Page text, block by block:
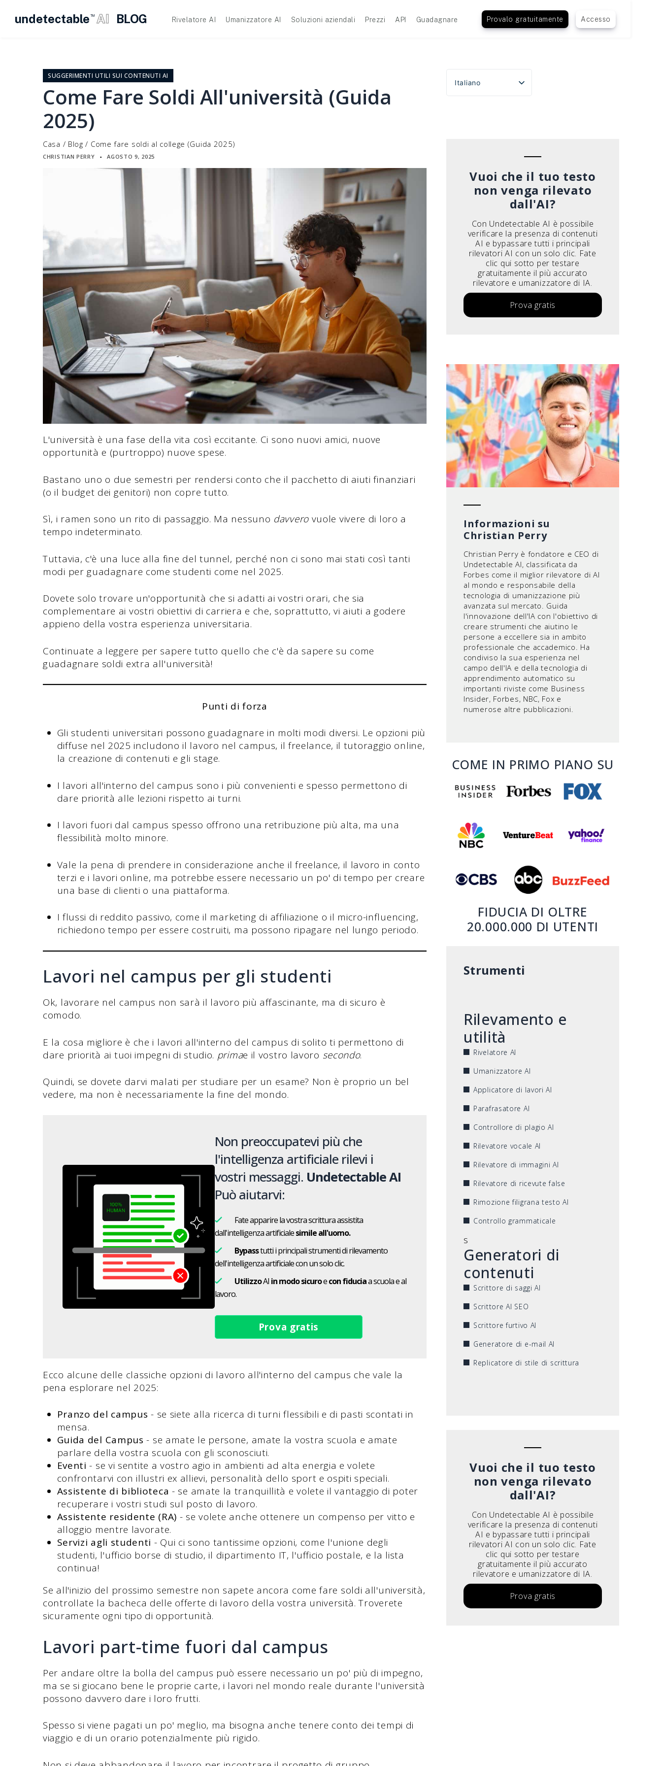
undetectable TM AI BLOG Rivelatore AI Umanizzatore AI Soluzioni aziendali Prezzi API Guadagnare Provalo gratuitamente Accesso
contenutoSUGGERIMENTI UTILI SUI CONTENUTI AI
Come Fare Soldi All'università (Guida
2025)
Casa / Blog / Come fare soldi al college (Guida 2025)
CHRISTIAN PERRY ▪ AGOSTO 9, 2025
L'università è una fase della vita così eccitante. Ci sono nuovi amici, nuove
opportunità e (purtroppo) nuove spese.
Bastano uno o due semestri per rendersi conto che il pacchetto di aiuti finanziari
(o il budget dei genitori) non copre tutto.
Sì, i ramen sono un rito di passaggio. Ma nessuno davverovuole vivere di loro a
tempo indeterminato.
Tuttavia, c'è una luce alla fine del tunnel, perché non ci sono mai stati così tanti
modi per guadagnare come studenti come nel 2025.
Dovete solo trovare un'opportunità che si adatti ai vostri orari, che sia
complementare ai vostri obiettivi di carriera e che, soprattutto, vi aiuti a godere
appieno della vostra esperienza universitaria.
Continuate a leggere per sapere tutto quello che c'è da sapere su come
guadagnare soldi extra all'università!
Punti di forza
Gli studenti universitari possono guadagnare in molti modi diversi. Le opzioni più
diffuse nel 2025 includono il lavoro nel campus, il freelance, il tutoraggio online,
la creazione di contenuti e gli stage.
I lavori all'interno del campus sono i più convenienti e spesso permettono di
dare priorità alle lezioni rispetto ai turni.
I lavori fuori dal campus spesso offrono una retribuzione più alta, ma una
flessibilità molto minore.
Vale la pena di prendere in considerazione anche il freelance, il lavoro in conto
terzi e i lavori online, ma potrebbe essere necessario un po' di tempo per creare
una base di clienti o una piattaforma.
I flussi di reddito passivo, come il marketing di affiliazione o il micro-influencing,
richiedono tempo per essere costruiti, ma possono ripagare nel lungo periodo.
Lavori nel campus per gli studenti
Ok, lavorare nel campus non sarà il lavoro più affascinante, ma di sicuro è
comodo.
E la cosa migliore è che i lavori all'interno del campus di solito ti permettono di
dare priorità ai tuoi impegni di studio. primae il vostro lavoro secondo.
Quindi, se dovete darvi malati per studiare per un esame? Non è proprio un bel
vedere, ma non è necessariamente la fine del mondo.
Non preoccupatevi più che
l'intelligenza artificiale rilevi i
vostri messaggi. Undetectable AI
Può aiutarvi:
Fate apparire la vostra scrittura assistita
dall'intelligenza artificialesimile all'uomo.
Bypasstutti i principali strumenti di rilevamento
dell'intelligenza artificiale con un solo clic.
UtilizzoAI in modo sicuroecon fiduciaa scuola e al
lavoro.
Prova gratis
Ecco alcune delle classiche opzioni di lavoro all'interno del campus che vale la
pena esplorare nel 2025:
Pranzo del campus- se siete alla ricerca di turni flessibili e di pasti scontati in
mensa.
Guida del Campus- se amate le persone, amate la vostra scuola e amate
parlare della vostra scuola con gli sconosciuti.
Eventi- se vi sentite a vostro agio in ambienti ad alta energia e volete
confrontarvi con illustri ex allievi, personalità dello sport e ospiti speciali.
Assistente di biblioteca - se amate la tranquillità e volete il vantaggio di poter
recuperare i vostri studi sul posto di lavoro.
Assistente residente (RA) - se volete anche ottenere un compenso per vitto e
alloggio mentre lavorate.
Servizi agli studenti - Qui ci sono tantissime opzioni, come l'unione degli
studenti, l'ufficio borse di studio, il dipartimento IT, l'ufficio postale, e la lista
continua!
Se all'inizio del prossimo semestre non sapete ancora come fare soldi all'università,
controllate la bacheca delle offerte di lavoro della vostra università. Troverete
sicuramente ogni tipo di opportunità.
Lavori part-time fuori dal campus
Per andare oltre la bolla del campus può essere necessario un po' più di impegno,
ma se si giocano bene le proprie carte, i lavori nel mondo reale durante l'università
possono davvero dare i loro frutti.
Spesso si viene pagati un po' meglio, ma bisogna anche tenere conto dei tempi di
viaggio e di un orario potenzialmente più rigido.
Italiano
English
Vuoi che il tuo testo
non venga rilevato
dall'AI?
Con Undetectable AI è possibile
verificare la presenza di contenuti
AI e bypassare tutti i principali
rilevatori AI con un solo clic. Fate
clic qui sotto per testare
gratuitamente il più accurato
rilevatore e umanizzatore di IA.
Prova gratis
Informazioni su
Christian Perry
Christian Perry è fondatore e CEO di
Undetectable AI, classificata da
Forbes come il miglior rilevatore di AI
al mondo e responsabile della
tecnologia di umanizzazione più
avanzata sul mercato. Guida
l'innovazione dell'IA con l'obiettivo di
creare strumenti che aiutino le
persone a eccellere sia in ambito
professionale che accademico. Ha
condiviso la sua esperienza nel
campo dell'IA e della tecnologia di
apprendimento automatico su
importanti riviste come Business
Insider, Forbes, NBC, Fox e
numerose altre pubblicazioni.
COME IN PRIMO PIANO SU
FIDUCIA DI OLTRE
20.000.000 DI UTENTI
Strumenti
Rilevamento e
utilità
Rivelatore AI
Umanizzatore AI
Applicatore di lavori AI
Parafrasatore AI
Controllore di plagio AI
Rilevatore vocale AI
Rilevatore di immagini AI
Rilevatore di ricevute false
Rimozione filigrana testo AI
Controllo grammaticale
s
Generatori di
contenuti
Scrittore di saggi AI
Scrittore AI SEO
Scrittore furtivo AI
Generatore di e-mail AI
Replicatore di stile di scrittura
Vuoi che il tuo testo
non venga rilevato
dall'AI?
Con Undetectable AI è possibile
verificare la presenza di contenuti
AI e bypassare tutti i principali
rilevatori AI con un solo clic. Fate
clic qui sotto per testare
gratuitamente il più accurato
rilevatore e umanizzatore di IA.
Prova gratis